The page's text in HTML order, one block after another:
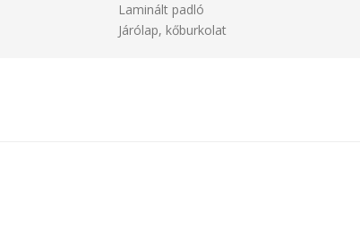
Laminált padló
Járólap, kőburkolat